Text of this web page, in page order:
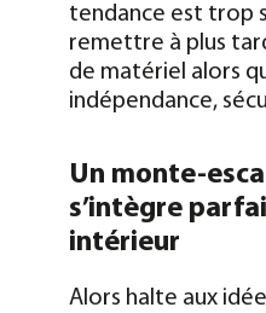
tendance est trop
remettre à plus
de matériel alors
indépendance,
Un monte-
s’intègre
intérieur
Alors halte aux